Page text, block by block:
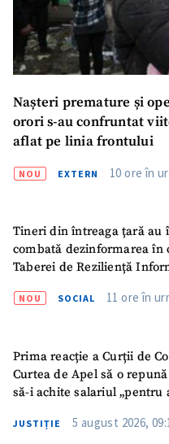
Nașteri premature și
orori s-au confruntat
aflat pe linia frontului
NOU EXTERN 10 ore în
Tineri din întreaga țară au
combată dezinformarea în
Taberei de Reziliență
NOU SOCIAL 11 ore în
Prima reacție a Curții de
Curtea de Apel să o
să-i achite salariul „pentru
JUSTIȚIE 5 august 2026,